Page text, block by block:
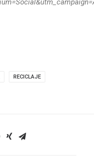
RECICLAJE